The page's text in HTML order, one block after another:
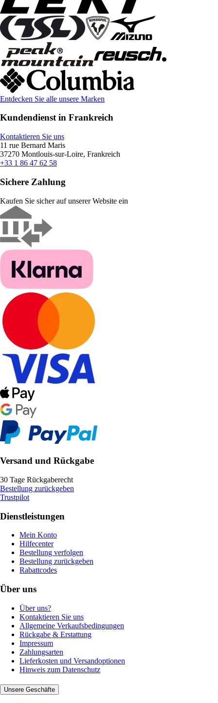
Entdecken Sie alle unsere Marken
Kundendienst in Frankreich
Kontaktieren Sie uns
11 rue Bernard Maris
37270 Montlouis-sur-Loire, Frankreich
+33 1 86 47 62 58
Sichere Zahlung
Kaufen Sie sicher auf unserer Website ein
Versand und Rückgabe
30 Tage Rückgaberecht
Bestellung zurückgeben
Trustpilot
Dienstleistungen
Mein Konto
Hilfecenter
Bestellung verfolgen
Bestellung zurückgeben
Rabattcodes
Über uns
Über uns?
Kontaktieren Sie uns
Allgemeine Verkaufsbedingungen
Rückgabe & Erstattung
Impressum
Zahlungsarten
Lieferkosten und Versandoptionen
Hinweis zum Datenschutz
Unsere Geschäfte